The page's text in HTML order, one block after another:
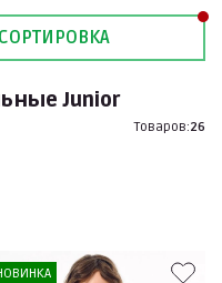
Junior
Товаров:26